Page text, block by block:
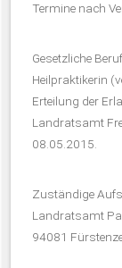
Termine nach
Gesetzliche
Heilpraktikerin
Erteilung der
Landratsamt
08.05.2015.
Zuständige
Landratsamt
94081